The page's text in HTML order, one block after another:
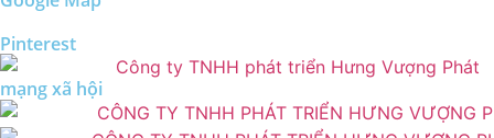
Pinterest
mạng xã hội